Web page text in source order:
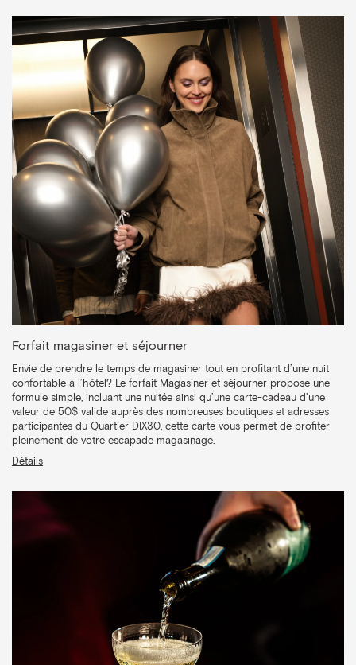
Forfait magasiner et séjourner
Envie de prendre le temps de magasiner tout en profitant d’une nuit
confortable à l’hôtel? Le forfait Magasiner et séjourner propose une
formule simple, incluant une nuitée ainsi qu’une carte-cadeau d'une
valeur de 50$ valide auprès des nombreuses boutiques et adresses
participantes du Quartier DIX30, cette carte vous permet de profiter
pleinement de votre escapade magasinage.
Détails